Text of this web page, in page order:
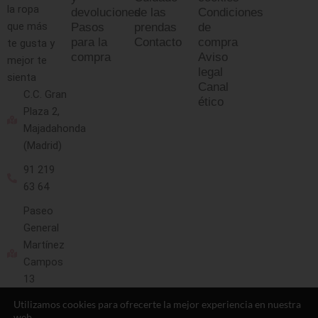
la ropa
que más
te gusta y
mejor te
sienta
C.C. Gran
Plaza 2,
Majadahonda
(Madrid)
91 219
63 64
Paseo
General
Martínez
Campos
13
devoluciones
Pasos
para la
compra
de las
prendas
Contacto
Condiciones
de
compra
Aviso
legal
Canal
ético
Utilizamos cookies para ofrecerte la mejor experiencia en nuestra